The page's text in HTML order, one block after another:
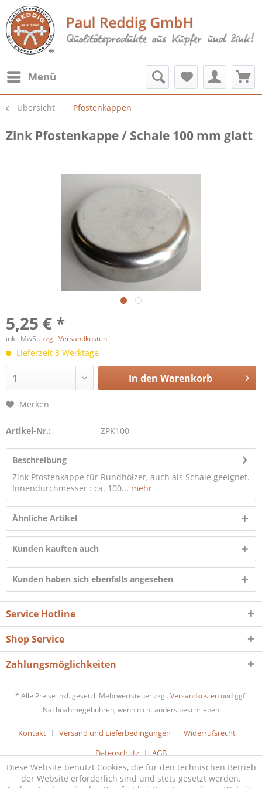
Menü
Übersicht Pfostenkappen
Zink Pfostenkappe / Schale 100 mm glatt
5,25 € *
inkl. MwSt. zzgl. Versandkosten
Lieferzeit 3 Werktage
In den Warenkorb
Merken
Artikel-Nr.: ZPK100
Beschreibung
Zink Pfostenkappe für Rundhölzer, auch als Schale geeignet.
Innendurchmesser : ca. 100... mehr
Ähnliche Artikel
Kunden kauften auch
Kunden haben sich ebenfalls angesehen
Service Hotline
Shop Service
Zahlungsmöglichkeiten
* Alle Preise inkl. gesetzl. Mehrwertsteuer zzgl. Versandkosten und ggf.
Nachnahmegebühren, wenn nicht anders beschrieben
Kontakt Versand und Lieferbedingungen
Widerrufsrecht
Datenschutz
AGB
Diese Website benutzt Cookies, die für den technischen Betrieb
der Website erforderlich sind und stets gesetzt werden.